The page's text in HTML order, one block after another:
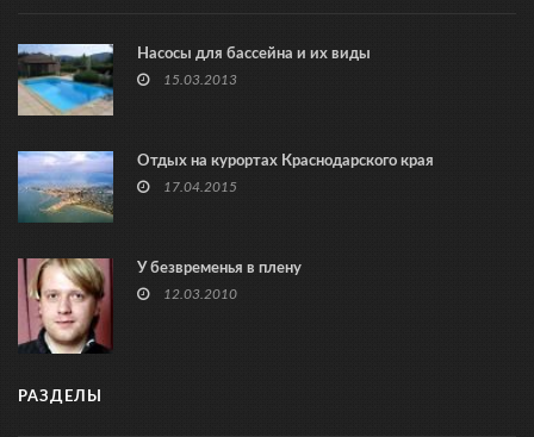
Насосы для бассейна и их виды
15.03.2013
Отдых на курортах Краснодарского края
17.04.2015
У безвременья в плену
12.03.2010
РАЗДЕЛЫ